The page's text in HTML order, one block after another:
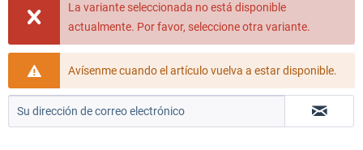
La variante seleccionada no está disponible
actualmente. Por favor, seleccione otra variante.
Avísenme cuando el artículo vuelva a estar disponible.